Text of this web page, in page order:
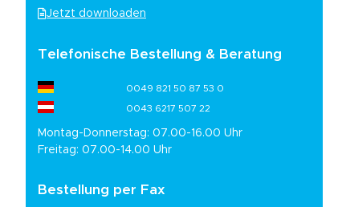
Jetzt downloaden
Telefonische Bestellung & Beratung
0049 821 50 87 53 0
0043 6217 507 22
Montag-Donnerstag: 07.00-16.00 Uhr
Freitag: 07.00-14.00 Uhr
Bestellung per Fax